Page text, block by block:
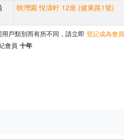
映灣園 悅濤軒 12座 (健東路1號)
戶類別而有所不同，請立即 登記成為會員
會員 十年